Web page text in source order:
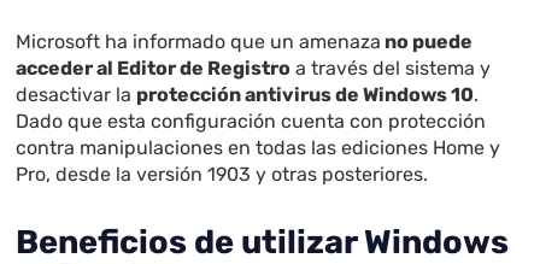
Microsoft ha informado que un amenaza no puede
acceder al Editor de Registro a través del sistema y
desactivar la protección antivirus de Windows 10.
Dado que esta configuración cuenta con protección
contra manipulaciones en todas las ediciones Home y
Pro, desde la versión 1903 y otras posteriores.
Beneficios de utilizar Windows